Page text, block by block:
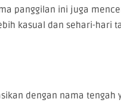
panggilan ini juga
kasual dan sehari-hari
dengan nama tengah